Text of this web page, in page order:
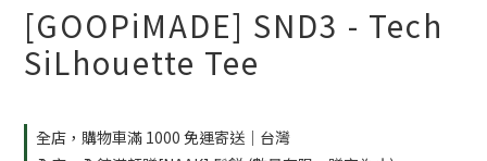
[GOOPiMADE] SND3 - Tech
SiLhouette Tee
全店，購物車滿 1000 免運寄送｜台灣